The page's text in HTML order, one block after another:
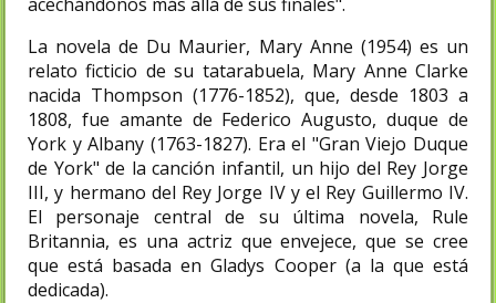
La novela de Du Maurier, Mary Anne (1954) es un
relato ficticio de su tatarabuela, Mary Anne Clarke
nacida Thompson (1776-1852), que, desde 1803 a
1808, fue amante de Federico Augusto, duque de
York y Albany (1763-1827). Era el "Gran Viejo Duque
de York" de la canción infantil, un hijo del Rey Jorge
III, y hermano del Rey Jorge IV y el Rey Guillermo IV.
El personaje central de su última novela, Rule
Britannia, es una actriz que envejece, que se cree
que está basada en Gladys Cooper (a la que está
dedicada).